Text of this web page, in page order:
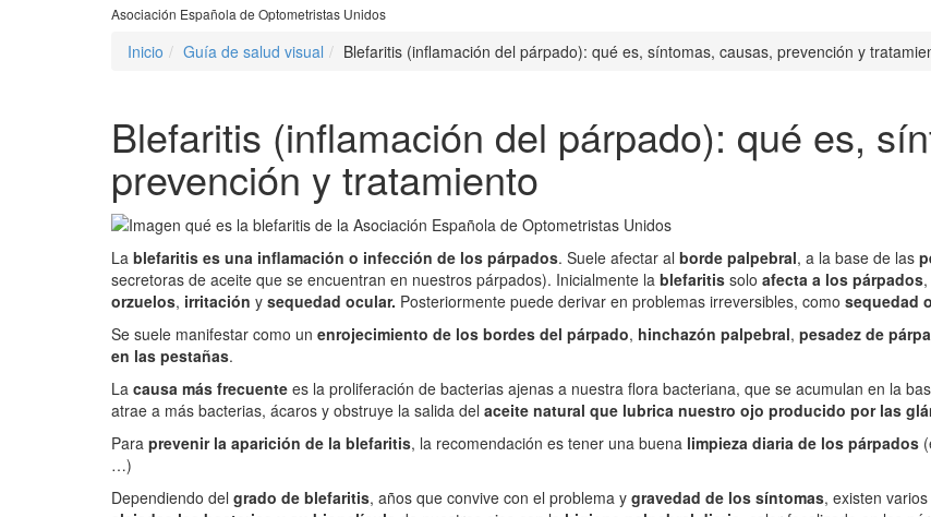
Asociación Española de Optometristas Unidos
Inicio Guía de salud visual Blefaritis (inflamación del párpado): qué es, síntomas, causas, prevención y
Blefaritis (inflamación del párpado): qué es,
prevención y tratamiento
La blefaritis es una inflamación o infección de los párpados. Suele afectar al borde palpebral, a la base de las
secretoras de aceite que se encuentran en nuestros párpados). Inicialmente la blefaritis solo afecta a los párpados
orzuelos, irritación y sequedad ocular. Posteriormente puede derivar en problemas irreversibles, como sequedad
Se suele manifestar como un enrojecimiento de los bordes del párpado, hinchazón palpebral, pesadez de
en las pestañas.
La causa más frecuente es la proliferación de bacterias ajenas a nuestra flora bacteriana, que se acumulan en la
atrae a más bacterias, ácaros y obstruye la salida del aceite natural que lubrica nuestro ojo producido por las
Para prevenir la aparición de la blefaritis, la recomendación es tener una buena limpieza diaria de los párpados
…)
Dependiendo del grado de blefaritis, años que convive con el problema y gravedad de los síntomas, existen varios